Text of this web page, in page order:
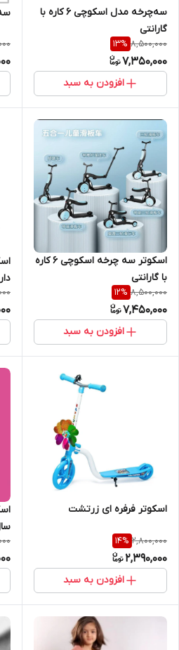
سه‌چرخه مدل اسکوچی ۶ کاره با
گارانتی
8,500,000
13%
7,350,000
افزودن به سبد
اسکوتر سه چرخه اسکوچی ۶ کاره
با گارانتی
8,500,000
12%
7,450,000
افزودن به سبد
دار
اسکوتر فرفره ای زرتشت
2,800,000
14%
2,390,000
افزودن به سبد